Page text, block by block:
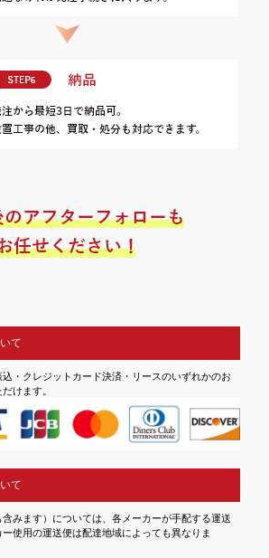
て
・クレジットカード決済・リースのいずれかのお
けます。
て
みます）については、各メーカーが手配する運送
使用の運送便は配達地域によっても異なりま